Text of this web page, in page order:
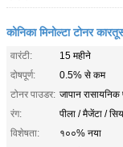
कोनिका मिनोल्टा टोनर
वारंटी:
15 महीने
दोषपूर्ण:
0.5% से कम
टोनर पाउडर: जापान रासायनिक
रंग:
पीला / मैजेंटा /
विशेषता:
१००% नया